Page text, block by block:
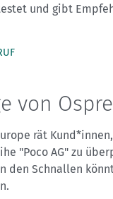
und gibt
von
rät
"Poco AG" zu
den Schnallen